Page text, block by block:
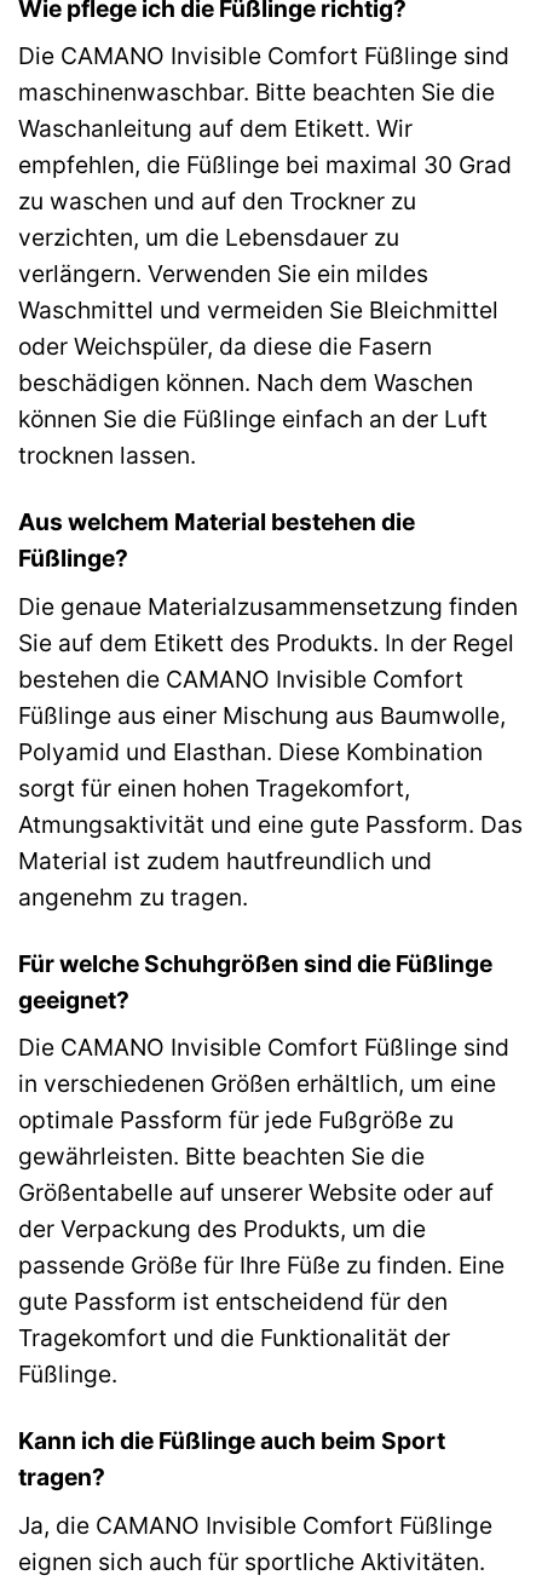
Wie pflege ich die Füßlinge richtig?
Die CAMANO Invisible Comfort Füßlinge sind
maschinenwaschbar. Bitte beachten Sie die
Waschanleitung auf dem Etikett. Wir
empfehlen, die Füßlinge bei maximal 30 Grad
zu waschen und auf den Trockner zu
verzichten, um die Lebensdauer zu
verlängern. Verwenden Sie ein mildes
Waschmittel und vermeiden Sie Bleichmittel
oder Weichspüler, da diese die Fasern
beschädigen können. Nach dem Waschen
können Sie die Füßlinge einfach an der Luft
trocknen lassen.
Aus welchem Material bestehen die
Füßlinge?
Die genaue Materialzusammensetzung finden
Sie auf dem Etikett des Produkts. In der Regel
bestehen die CAMANO Invisible Comfort
Füßlinge aus einer Mischung aus Baumwolle,
Polyamid und Elasthan. Diese Kombination
sorgt für einen hohen Tragekomfort,
Atmungsaktivität und eine gute Passform. Das
Material ist zudem hautfreundlich und
angenehm zu tragen.
Für welche Schuhgrößen sind die Füßlinge
geeignet?
Die CAMANO Invisible Comfort Füßlinge sind
in verschiedenen Größen erhältlich, um eine
optimale Passform für jede Fußgröße zu
gewährleisten. Bitte beachten Sie die
Größentabelle auf unserer Website oder auf
der Verpackung des Produkts, um die
passende Größe für Ihre Füße zu finden. Eine
gute Passform ist entscheidend für den
Tragekomfort und die Funktionalität der
Füßlinge.
Kann ich die Füßlinge auch beim Sport
tragen?
Ja, die CAMANO Invisible Comfort Füßlinge
eignen sich auch für sportliche Aktivitäten.